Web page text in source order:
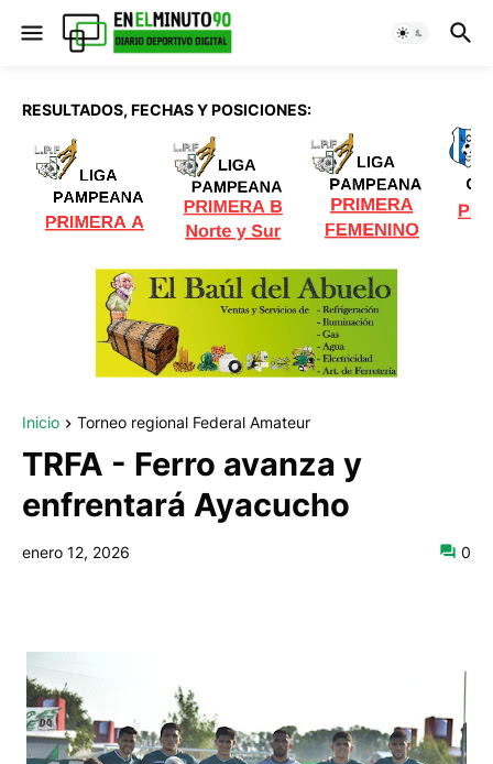
RESULTADOS, FECHAS Y POSICIONES:
Inicio Torneo regional Federal Amateur
TRFA - Ferro avanza y
enfrentará Ayacucho
enero 12, 2026 0